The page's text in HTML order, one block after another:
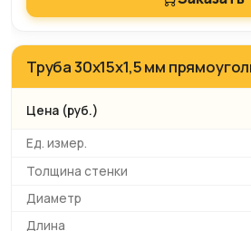
Труба 30x15x1,5 мм